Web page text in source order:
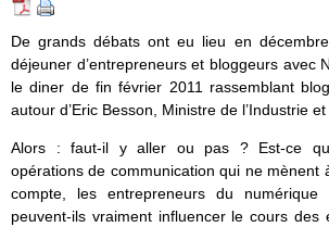
De grands débats ont eu lieu en
déjeuner d’entrepreneurs et bloggeurs avec
le diner de fin février 2011 rassemblant
autour d’Eric Besson, Ministre de l’Industrie
Alors : faut-il y aller ou pas ? Est-ce
opérations de communication qui ne mènent
compte, les entrepreneurs du numérique
peuvent-ils vraiment influencer le cours des